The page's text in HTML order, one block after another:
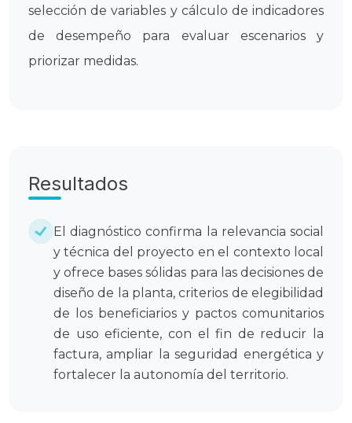
selección de variables y cálculo de indicadores
de desempeño para evaluar escenarios y
priorizar medidas.
Resultados
El diagnóstico confirma la relevancia social
y técnica del proyecto en el contexto local
y ofrece bases sólidas para las decisiones de
diseño de la planta, criterios de elegibilidad
de los beneficiarios y pactos comunitarios
de uso eficiente, con el fin de reducir la
factura, ampliar la seguridad energética y
fortalecer la autonomía del territorio.